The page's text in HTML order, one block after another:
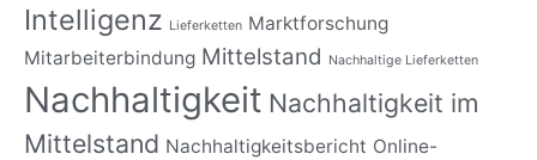
Intelligenz Lieferketten Marktforschung
Mitarbeiterbindung Mittelstand Nachhaltige Lieferketten
Nachhaltigkeit Nachhaltigkeit im
Mittelstand Nachhaltigkeitsbericht Online-